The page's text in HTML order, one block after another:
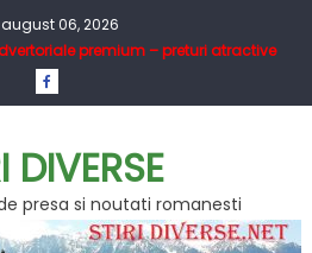
06, 2026
premium – preturi atractive
DIVERSE
presa si noutati romanesti